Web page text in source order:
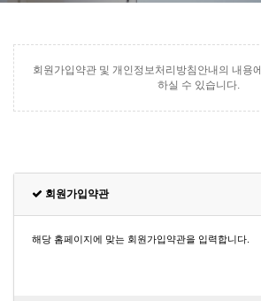
회원가입약관 및 개인정보처리방침안내의 내용
하실 수 있습니다.
회원가입약관